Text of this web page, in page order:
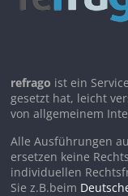
refrago ist ein
gesetzt hat, leicht
von allgemeinem
Alle Ausführungen
ersetzen keine
individuellen
Sie z.B.beim